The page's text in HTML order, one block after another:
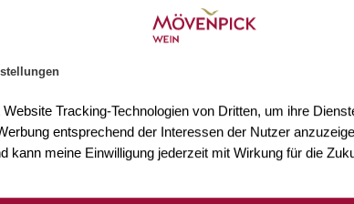
Tracking-Technologien von Dritten, um ihre
entsprechend der Interessen der Nutzer
kann meine Einwilligung jederzeit mit Wirkung für die
Grande Champagne, Petite
die Cognacs ihre
mit großer Sorgfalt und verbinden
Cognachäusern der Region. Das